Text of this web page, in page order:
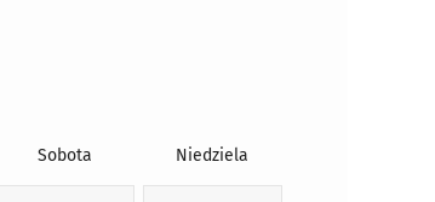
Sobota Niedziela